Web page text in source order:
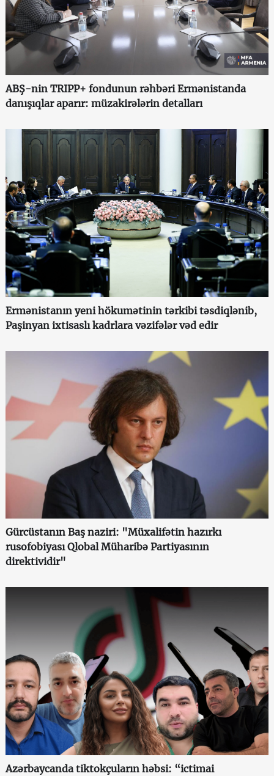
ABŞ-nin TRIPP+ fondunun rəhbəri Ermənistanda
danışıqlar aparır: müzakirələrin detalları
Ermənistanın yeni hökumətinin tərkibi təsdiqlənib,
Paşinyan ixtisaslı kadrlara vəzifələr vəd edir
Gürcüstanın Baş naziri: "Müxalifətin hazırkı
rusofobiyası Qlobal Müharibə Partiyasının
direktividir"
Azərbaycanda tiktokçuların həbsi: “ictimai